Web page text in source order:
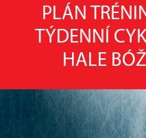
PLÁN
TÝDENNÍ
HALE